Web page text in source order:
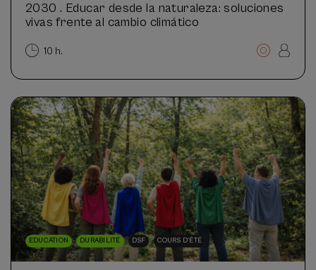
2030 . Educar desde la naturaleza: soluciones
vivas frente al cambio climático
10 h.
EDUCATION DURABILITÉ DSF COURS D'ÉTÉ